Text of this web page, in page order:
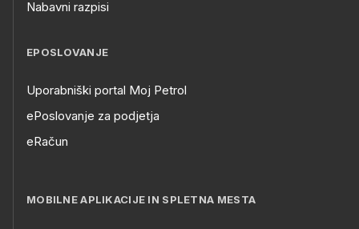
Nabavni razpisi
EPOSLOVANJE
Uporabniški portal Moj Petrol
ePoslovanje za podjetja
eRačun
MOBILNE APLIKACIJE IN SPLETNA MESTA